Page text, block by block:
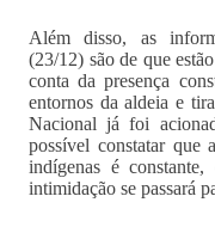
Além disso, as
(23/12) são de que
conta da presença
entornos da aldeia e
Nacional já foi
possível constatar que
indígenas é
intimidação se passará